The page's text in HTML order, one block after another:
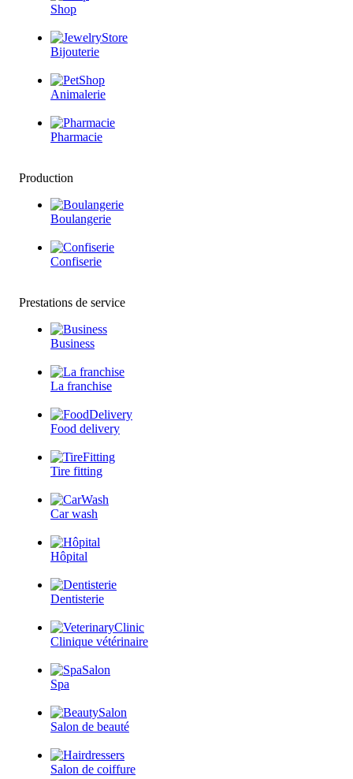
Shop
Bijouterie
Animalerie
Pharmacie
Production
Boulangerie
Confiserie
Prestations de service
Business
La franchise
Food delivery
Tire fitting
Car wash
Hôpital
Dentisterie
Clinique vétérinaire
Spa
Salon de beauté
Salon de coiffure